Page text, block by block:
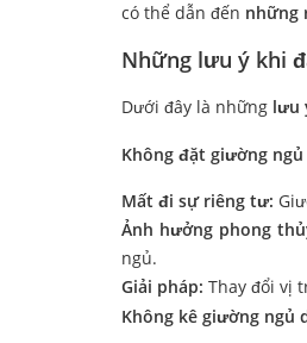
có thể dẫn đến những
Những lưu ý khi
Dưới đây là những lưu
Không đặt giường
Mất đi sự riêng tư:
Ảnh hưởng phong
ngủ.
Giải pháp: Thay đổi vị
Không kê giường ngủ